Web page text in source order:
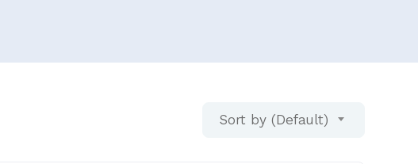
Sort by (Default)